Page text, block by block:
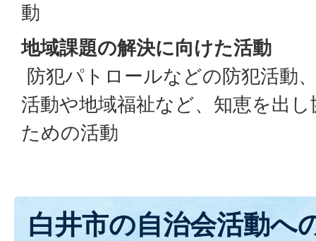
動
地域課題の解決に向けた活動
防犯パトロールなどの防犯活動
活動や地域福祉など、知恵を出
ための活動
白井市の自治会活動へ